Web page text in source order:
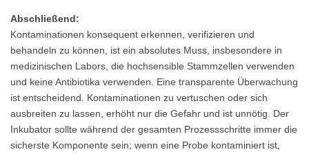
Abschließend:
Kontaminationen konsequent erkennen, verifizieren und
behandeln zu können, ist ein absolutes Muss, insbesondere in
medizinischen Labors, die hochsensible Stammzellen verwenden
und keine Antibiotika verwenden. Eine transparente Überwachung
ist entscheidend. Kontaminationen zu vertuschen oder sich
ausbreiten zu lassen, erhöht nur die Gefahr und ist unnötig. Der
Inkubator sollte während der gesamten Prozessschritte immer die
sicherste Komponente sein; wenn eine Probe kontaminiert ist,